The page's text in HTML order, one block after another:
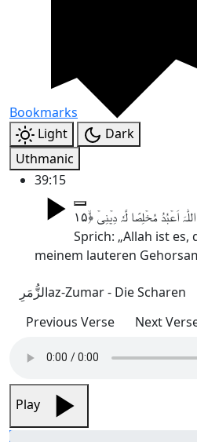
Bookmarks
Light
Dark
Uthmanic
39:15
Sprich: „Allah ist es,
meinem lauteren
الزُّمَرِaz-Zumar - Die Scharen
Previous Verse
Next
Play